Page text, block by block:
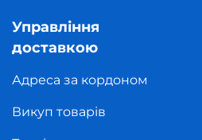
Управління
доставкою
Адреса за кордоном
Викуп товарів